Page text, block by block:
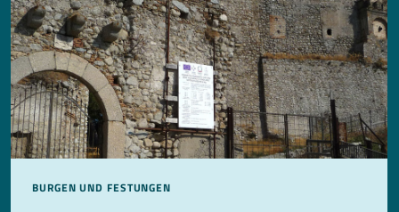
BURGEN UND FESTUNGEN